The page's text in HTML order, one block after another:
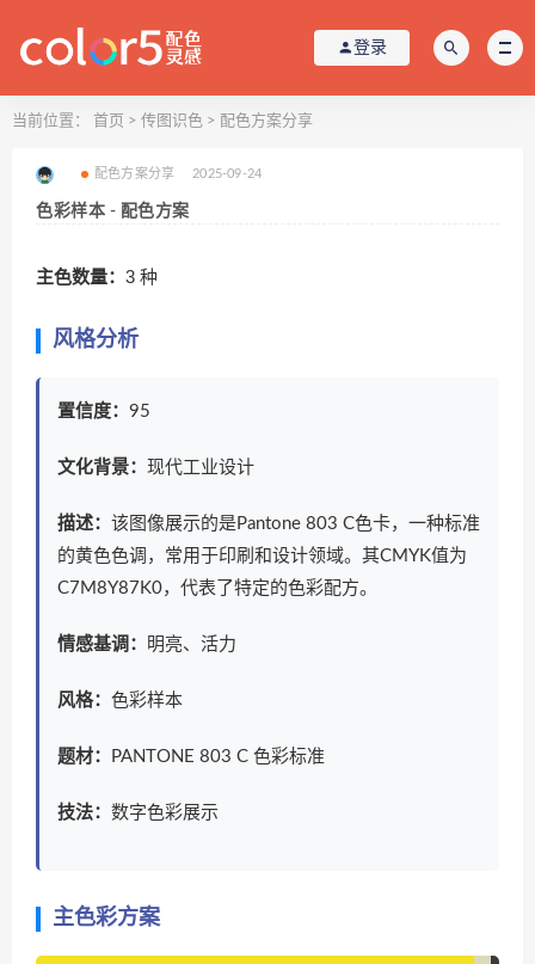
登录
当前位置： 首页 > 传图识色 > 配色方案分享
配色方案分享 2025-09-24
色彩样本 - 配色方案
主色数量： 3 种
风格分析
置信度： 95
文化背景： 现代工业设计
描述： 该图像展示的是Pantone 803 C色卡，一种标准
的黄色色调，常用于印刷和设计领域。其CMYK值为
C7M8Y87K0，代表了特定的色彩配方。
情感基调： 明亮、活力
风格： 色彩样本
题材： PANTONE 803 C 色彩标准
技法： 数字色彩展示
主色彩方案